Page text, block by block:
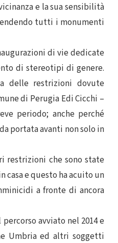
e la sua sensibilità
tutti i monumenti
di vie dedicate
di stereotipi di genere.
delle restrizioni dovute
di Perugia Edi Cicchi –
periodo; anche perché
portata avanti non solo in
restrizioni che sono state
casa e questo ha acuito un
a fronte di ancora
avviato nel 2014 e
Umbria ed altri soggetti